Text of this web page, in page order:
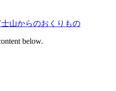
山からのおくりもの
below.